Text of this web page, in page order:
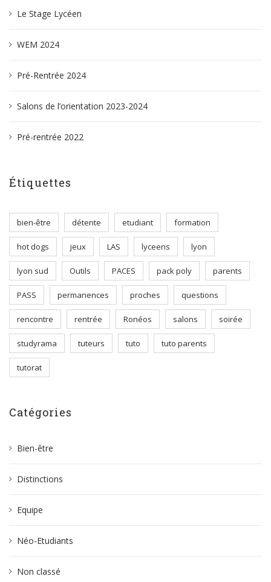
Le Stage Lycéen
WEM 2024
Pré-Rentrée 2024
Salons de l’orientation 2023-2024
Pré-rentrée 2022
Étiquettes
bien-être détente etudiant formation
hot dogs jeux LAS lyceens lyon
lyon sud Outils PACES pack poly parents
PASS permanences proches questions
rencontre rentrée Ronéos salons soirée
studyrama tuteurs tuto tuto parents
tutorat
Catégories
Bien-être
Distinctions
Equipe
Néo-Etudiants
Non classé